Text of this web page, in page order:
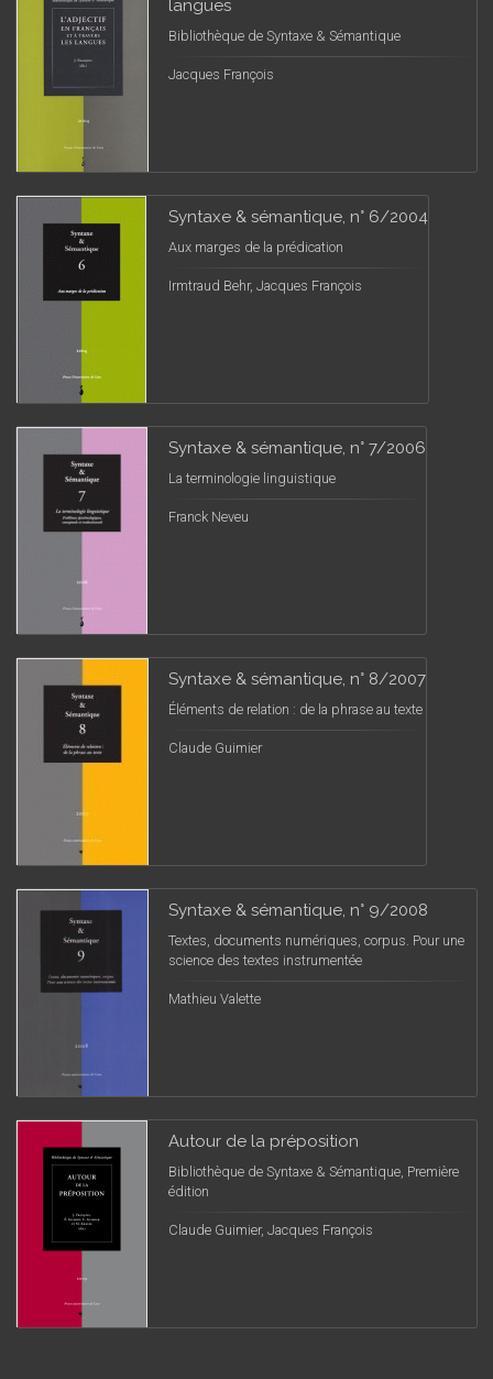
langues
Bibliothèque de Syntaxe & Sémantique
Jacques François
Syntaxe & sémantique, n° 6/2004
Aux marges de la prédication
Irmtraud Behr, Jacques François
Syntaxe & sémantique, n° 7/2006
La terminologie linguistique
Franck Neveu
Syntaxe & sémantique, n° 8/2007
Éléments de relation : de la phrase au texte
Claude Guimier
Syntaxe & sémantique, n° 9/2008
Textes, documents numériques, corpus. Pour une
science des textes instrumentée
Mathieu Valette
Autour de la préposition
Bibliothèque de Syntaxe & Sémantique, Première
édition
Claude Guimier, Jacques François